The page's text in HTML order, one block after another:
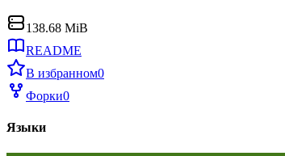
138.68 MiB
README
В избранном0
Форки0
Языки